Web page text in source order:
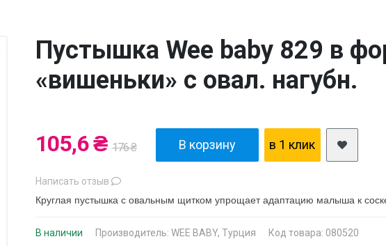
Пустышка Wee baby 829 в
«вишеньки» с овал. нагубн.
Написать отзыв
Круглая пустышка с овальным щитком упрощает адаптацию малыша к
В наличии Производитель:WEE BABY, Турция Код товара: 080520
105,6 ₴ 176 ₴ В корзину в 1 клик